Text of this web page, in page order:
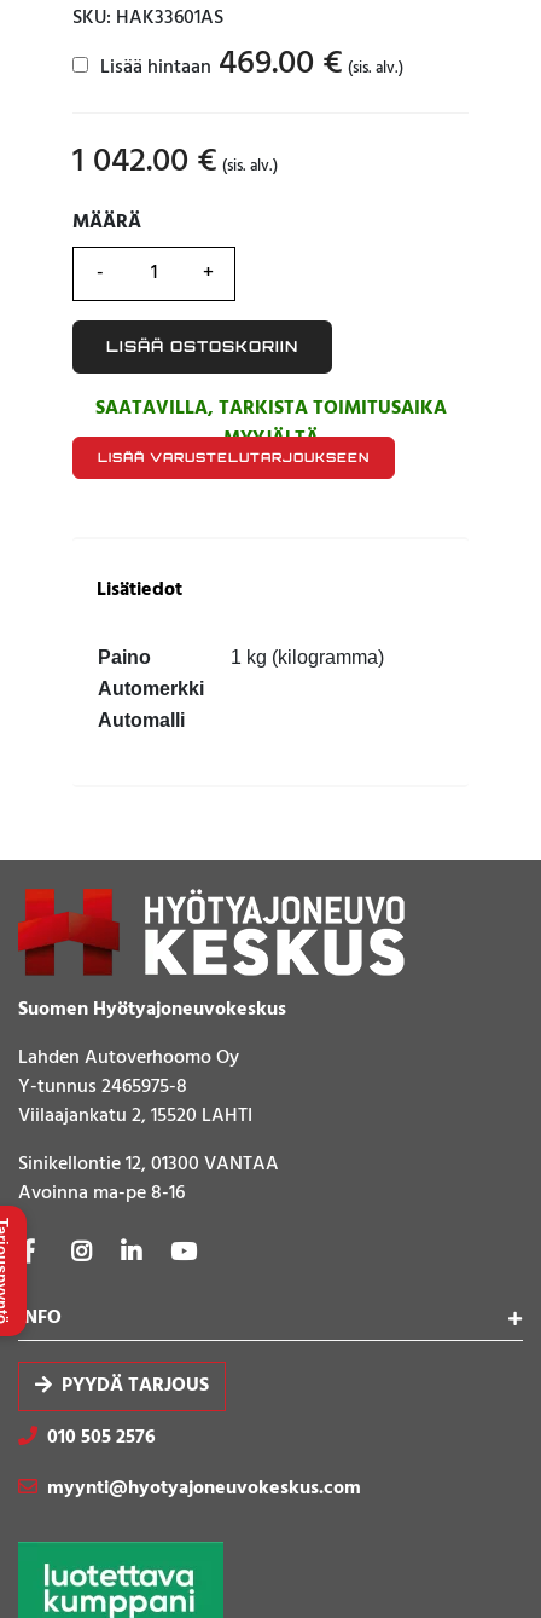
SKU: HAK33601AS
Lisää hintaan 469.00 € (sis. alv.)
1 042.00 € (sis. alv.)
MÄÄRÄ
MÄÄRÄ
LISÄÄ OSTOSKORIIN
SAATAVILLA, TARKISTA TOIMITUSAIKA
MYYJÄLTÄ
LISÄÄ VARUSTELUTARJOUKSEEN
Lisätiedot
Paino
1 kg (kilogramma)
Automerkki
Automalli
Suomen Hyötyajoneuvokeskus
Lahden Autoverhoomo Oy
Y-tunnus 2465975-8
Viilaajankatu 2, 15520 LAHTI
Sinikellontie 12, 01300 VANTAA
Avoinna ma-pe 8-16
INFO
PYYDÄ TARJOUS
010 505 2576
myynti@hyotyajoneuvokeskus.com